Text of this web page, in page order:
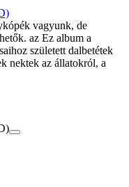
vagyunk, de
az Ez album a
született dalbetétek
nektek az állatokról, a